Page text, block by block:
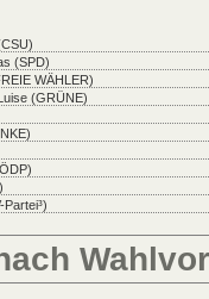
(SPD)
WÄHLER)
(GRÜNE)
Partei³)